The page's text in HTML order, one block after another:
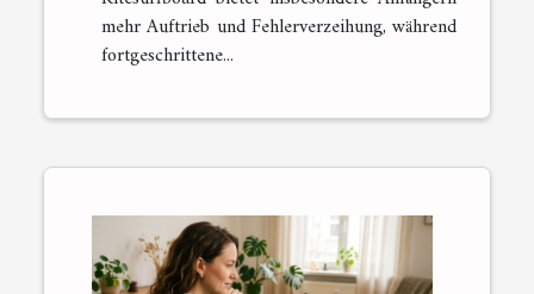
mehr Auftrieb und Fehlerverzeihung, während
fortgeschrittene...